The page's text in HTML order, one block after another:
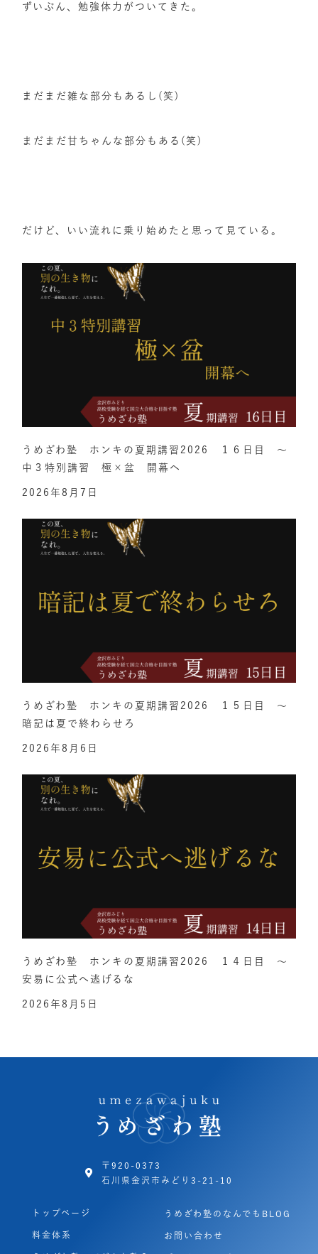
ずいぶん、勉強体力がついてきた。
まだまだ雑な部分もあるし(笑)
まだまだ甘ちゃんな部分もある(笑)
だけど、いい流れに乗り始めたと思って見ている。
うめざわ塾 ホンキの夏期講習2026 １６日目 ～
中３特別講習 極×盆 開幕へ
2026年8月7日
うめざわ塾 ホンキの夏期講習2026 １５日目 ～
暗記は夏で終わらせろ
2026年8月6日
うめざわ塾 ホンキの夏期講習2026 １４日目 ～
安易に公式へ逃げるな
2026年8月5日
〒920-0373
石川県金沢市みどり3-21-10
トップページ
料金体系
うめざわ塾のなんでもBLOG
お問い合わせ